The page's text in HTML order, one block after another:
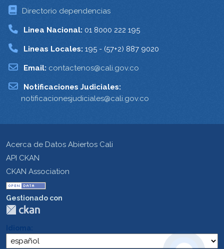
Directorio dependencias
Linea Nacional: 01 8000 222 195
Lineas Locales: 195 - (57+2) 887 9020
Email: contactenos@cali.gov.co
Notificaciones Judiciales:
notificacionesjudiciales@cali.gov.co
Acerca de Datos Abiertos Cali
API CKAN
CKAN Association
Gestionado con